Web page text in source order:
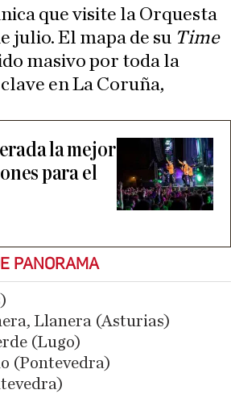
que visite la Orquesta
julio. El mapa de su Time
masivo por toda la
en La Coruña,
la mejor
para el
PANORAMA
Llanera (Asturias)
(Lugo)
(Pontevedra)